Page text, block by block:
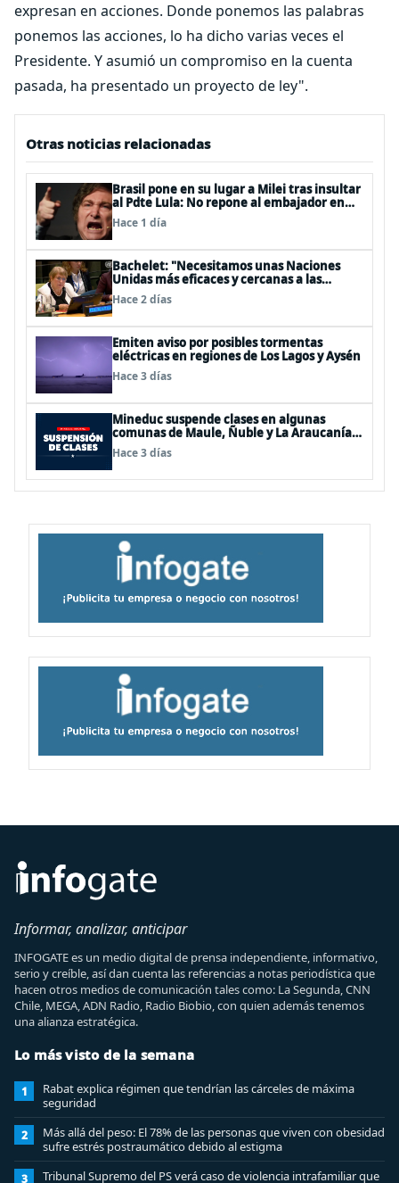
expresan en acciones. Donde ponemos las palabras
ponemos las acciones, lo ha dicho varias veces el
Presidente. Y asumió un compromiso en la cuenta
pasada, ha presentado un proyecto de ley".
Otras noticias relacionadas
Brasil pone en su lugar a Milei tras insultar
al Pdte Lula: No repone al embajador en
BBSS y rebaja la relación bilateral
Hace 1 día
Bachelet: "Necesitamos unas Naciones
Unidas más eficaces y cercanas a las
personas"
Hace 2 días
Emiten aviso por posibles tormentas
eléctricas en regiones de Los Lagos y Aysén
Hace 3 días
Mineduc suspende clases en algunas
comunas de Maule, Ñuble y La Araucanía
para este lunes
Hace 3 días
Informar, analizar, anticipar
INFOGATE es un medio digital de prensa independiente, informativo,
serio y creíble, así dan cuenta las referencias a notas periodística que
hacen otros medios de comunicación tales como: La Segunda, CNN
Chile, MEGA, ADN Radio, Radio Biobio, con quien además tenemos
una alianza estratégica.
Lo más visto de la semana
1
Rabat explica régimen que tendrían las cárceles de máxima
seguridad
2
Más allá del peso: El 78% de las personas que viven con obesidad
sufre estrés postraumático debido al estigma
3
Tribunal Supremo del PS verá caso de violencia intrafamiliar que